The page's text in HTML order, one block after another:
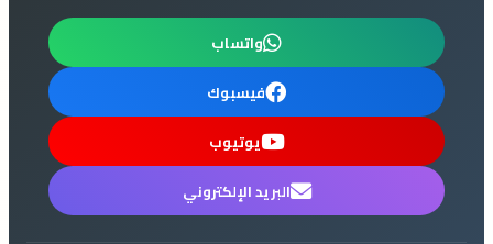
واتساب
فيسبوك
يوتيوب
البريد الإلكتروني